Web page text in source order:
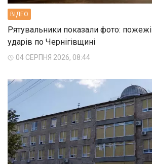
ВIДЕО
Рятувальники показали фото: пожежі
ударів по Чернігівщині
04 СЕРПНЯ 2026, 08:44